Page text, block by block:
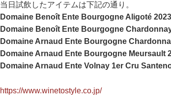
当日試飲したアイテムは下記の通り。
Domaine Benoît Ente Bourgogne Aligoté
Domaine Benoît Ente Bourgogne
Domaine Arnaud Ente Bourgogne
Domaine Arnaud Ente Bourgogne Meursault
Domaine Arnaud Ente Volnay 1er Cru
https://www.winetostyle.co.jp/